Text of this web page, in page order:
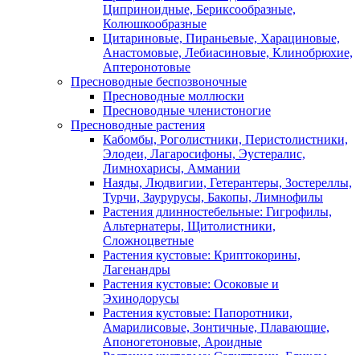
Циприноидные, Бериксообразные,
Колюшкообразные
Цитариновые, Пираньевые, Харациновые,
Анастомовые, Лебиасиновые, Клинобрюхие,
Аптеронотовые
Пресноводные беспозвоночные
Пресноводные моллюски
Пресноводные членистоногие
Пресноводные растения
Кабомбы, Роголистники, Перистолистники,
Элодеи, Лагаросифоны, Эустералис,
Лимнохарисы, Аммании
Наяды, Людвигии, Гетерантеры, Зостереллы,
Турчи, Заурурусы, Бакопы, Лимнофилы
Растения длинностебельные: Гигрофилы,
Альтернатеры, Щитолистники,
Сложноцветные
Растения кустовые: Криптокорины,
Лагенандры
Растения кустовые: Осоковые и
Эхинодорусы
Растения кустовые: Папоротники,
Амарилисовые, Зонтичные, Плавающие,
Апоногетоновые, Ароидные